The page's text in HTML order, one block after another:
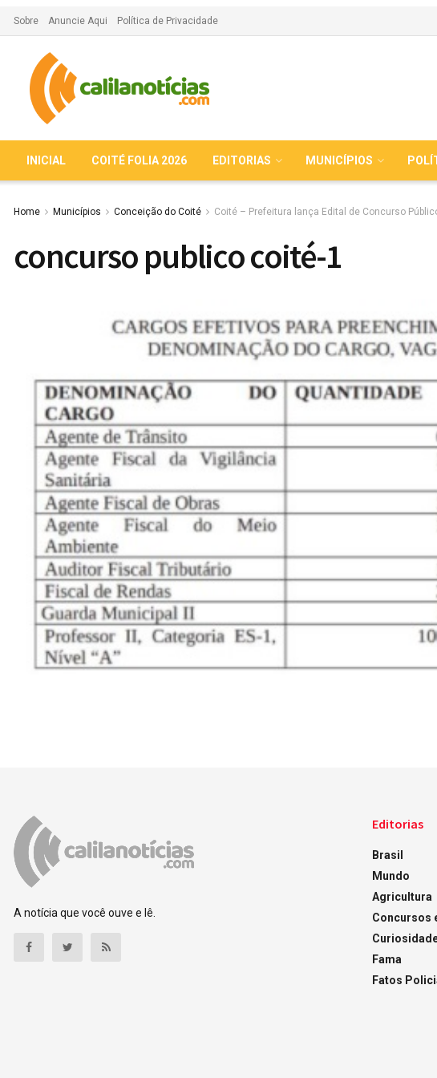
Sobre Anuncie Aqui Política de Privacidade
INICIAL COITÉ FOLIA 2026 EDITORIAS MUNICÍPIOS
Home Municípios Conceição do Coité Coité – Prefeitura lança Edital de Concurso
concurso publico coité-1
A notícia que você ouve e lê.
Editorias
Brasil
Mundo
Agricultura
Concursos
Fama
Fatos